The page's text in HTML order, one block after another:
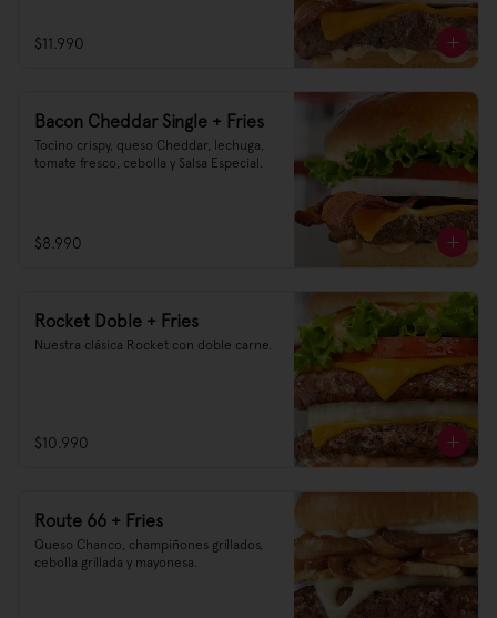
$11.990
Bacon Cheddar Single + Fries
Tocino crispy, queso Cheddar, lechuga,
tomate fresco, cebolla y Salsa Especial.
$8.990
Rocket Doble + Fries
Nuestra clásica Rocket con doble carne.
$10.990
Route 66 + Fries
Queso Chanco, champiñones grillados,
cebolla grillada y mayonesa.